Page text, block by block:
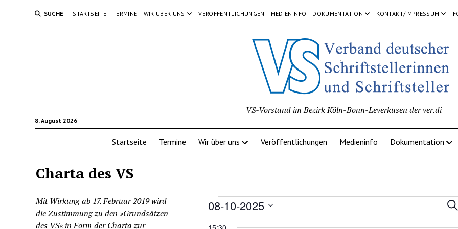
SUCHE STARTSEITE TERMINE WIR ÜBER UNS VERÖFFENTLICHUNGEN MEDIENINFO DOKUMENTATION KONTAKT/IMPRESSUM
8. August 2026
VS-Vorstand im Bezirk Köln-Bonn-Leverkusen der ver.di
Startseite Termine Wir über uns Veröffentlichungen Medieninfo Dokumentation
Charta des VS
Mit Wirkung ab 17. Februar 2019 wird
die Zustimmung zu den »Grundsätzen
des VS« in Form der Charta zur
Veranstaltungen
for
08-10-2025